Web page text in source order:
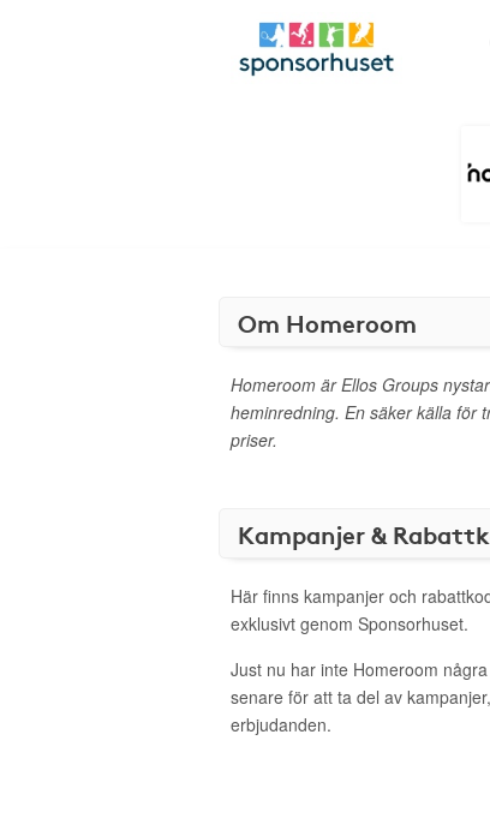
Om Homeroom
Homeroom är Ellos Groups
heminredning. En säker källa för
priser.
Kampanjer &
Här finns kampanjer och
exklusivt genom Sponsorhuset.
Just nu har inte Homeroom
senare för att ta del av
erbjudanden.